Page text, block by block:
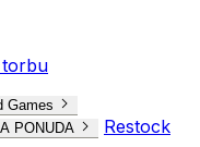
torbu
Games
PONUDA Restock